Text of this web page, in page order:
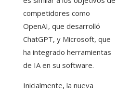
competidores como
OpenAI, que desarrolló
ChatGPT, y Microsoft, que
ha integrado herramientas
de IA en su software.
Inicialmente, la nueva